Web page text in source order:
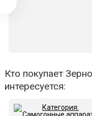
Кто покупает
интересуется: